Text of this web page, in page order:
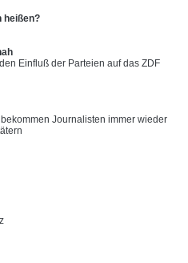
heißen?
Einfluß der Parteien auf das ZDF
Journalisten immer wieder